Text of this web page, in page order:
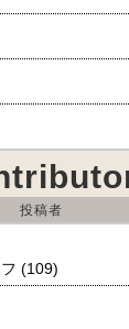
投稿者
(109)